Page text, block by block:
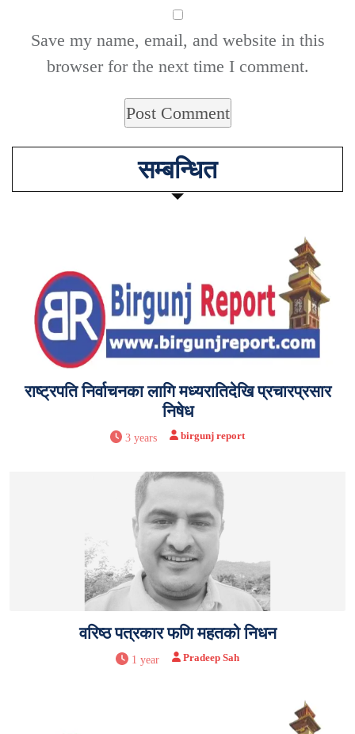
Save my name, email, and website in this
browser for the next time I comment.
सम्बन्धित
राष्ट्रपति निर्वाचनका लागि मध्यरातिदेखि प्रचारप्रसार
निषेध
3 years birgunj report
वरिष्ठ पत्रकार फणि महतको निधन
1 year Pradeep Sah